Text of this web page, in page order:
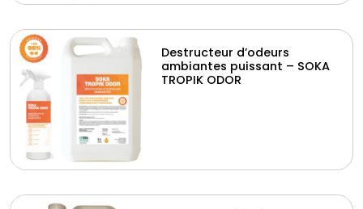
Destructeur d’odeurs
ambiantes puissant – SOKA
TROPIK ODOR